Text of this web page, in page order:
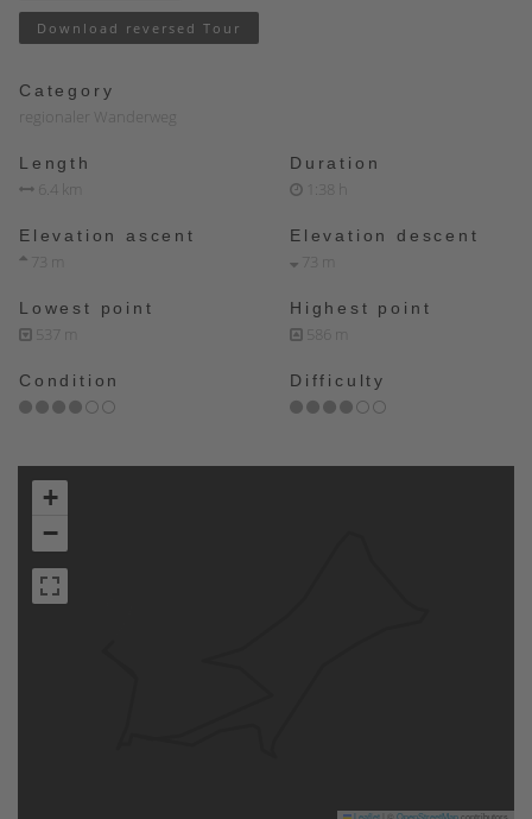
Download reversed Tour
Category
regionaler Wanderweg
Length
6.4 km
Duration
1:38 h
Elevation ascent
73 m
Elevation descent
73 m
Lowest point
537 m
Highest point
586 m
Condition Difficulty
+
−
Leaflet OpenStreetMapcontributors